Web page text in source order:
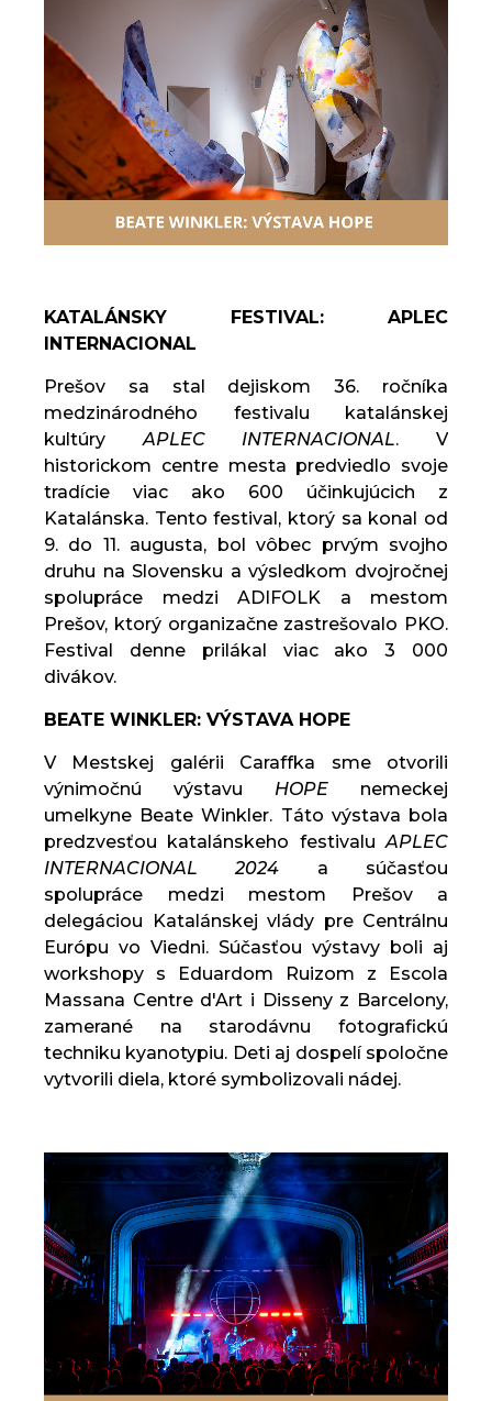
KATALÁNSKY FESTIVAL: APLEC
INTERNACIONAL
Prešov sa stal dejiskom 36. ročníka
medzinárodného festivalu katalánskej
kultúry APLEC INTERNACIONAL. V
historickom centre mesta predviedlo svoje
tradície viac ako 600 účinkujúcich z
Katalánska. Tento festival, ktorý sa konal od
9. do 11. augusta, bol vôbec prvým svojho
druhu na Slovensku a výsledkom dvojročnej
spolupráce medzi ADIFOLK a mestom
Prešov, ktorý organizačne zastrešovalo PKO.
Festival denne prilákal viac ako 3 000
divákov.
BEATE WINKLER: VÝSTAVA HOPE
V Mestskej galérii Caraffka sme otvorili
výnimočnú výstavu HOPE nemeckej
umelkyne Beate Winkler. Táto výstava bola
predzvesťou katalánskeho festivalu APLEC
INTERNACIONAL 2024 a súčasťou
spolupráce medzi mestom Prešov a
delegáciou Katalánskej vlády pre Centrálnu
Európu vo Viedni. Súčasťou výstavy boli aj
workshopy s Eduardom Ruizom z Escola
Massana Centre d'Art i Disseny z Barcelony,
zamerané na starodávnu fotografickú
techniku kyanotypiu. Deti aj dospelí spoločne
vytvorili diela, ktoré symbolizovali nádej.